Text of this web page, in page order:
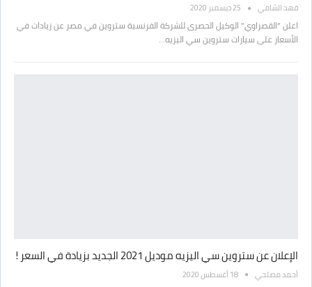
فهد الشامي 25 ديسمبر 2020
اعلن “القصراوي” الوكيل الحصرى للشركة الفرنسية ستروين في مصر عن زيادات في
الأسعار على سيارات ستروين سي اليزيه…
الإعلان عن ستروين سي اليزيه موديل 2021 الجديد بزيادة في السعر !
أحمد مصلحي 18 أغسطس 2020